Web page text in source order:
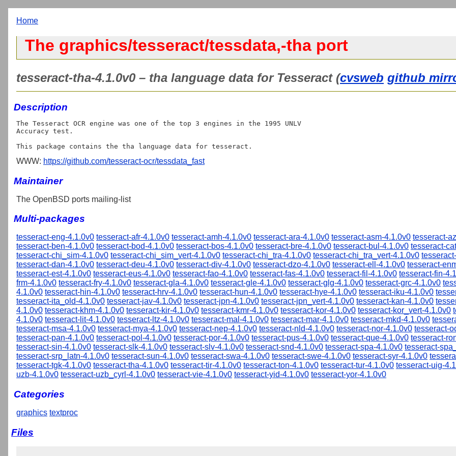
Home
The graphics/tesseract/tessdata,-tha port
tesseract-tha-4.1.0v0 – tha language data for Tesseract (cvsweb github
Description
The Tesseract OCR engine was one of the top 3 engines in the 1995 UNLV
Accuracy test.
WWW: https://github.com/tesseract-ocr/tessdata_fast
Maintainer
The OpenBSD ports mailing-list
Multi-packages
tesseract-eng-4.1.0v0 tesseract-afr-4.1.0v0 tesseract-amh-4.1.0v0 tesseract-ara-4.1.0v0 tesseract-asm-4.1.0v0 tesseract-
tesseract-ben-4.1.0v0 tesseract-bod-4.1.0v0 tesseract-bos-4.1.0v0 tesseract-bre-4.1.0v0 tesseract-bul-4.1.0v0 tesseract-
tesseract-chi_sim-4.1.0v0 tesseract-chi_sim_vert-4.1.0v0 tesseract-chi_tra-4.1.0v0 tesseract-chi_tra_vert-4.1.0v0
tesseract-dan-4.1.0v0 tesseract-deu-4.1.0v0 tesseract-div-4.1.0v0 tesseract-dzo-4.1.0v0 tesseract-ell-4.1.0v0 tesseract-
tesseract-est-4.1.0v0 tesseract-eus-4.1.0v0 tesseract-fao-4.1.0v0 tesseract-fas-4.1.0v0 tesseract-fil-4.1.0v0 tesseract-fin-
frm-4.1.0v0 tesseract-fry-4.1.0v0 tesseract-gla-4.1.0v0 tesseract-gle-4.1.0v0 tesseract-glg-4.1.0v0 tesseract-grc-4.1.0v0
4.1.0v0 tesseract-hin-4.1.0v0 tesseract-hrv-4.1.0v0 tesseract-hun-4.1.0v0 tesseract-hye-4.1.0v0 tesseract-iku-4.1.0v0
tesseract-ita_old-4.1.0v0 tesseract-jav-4.1.0v0 tesseract-jpn-4.1.0v0 tesseract-jpn_vert-4.1.0v0 tesseract-kan-4.1.0v0
4.1.0v0 tesseract-khm-4.1.0v0 tesseract-kir-4.1.0v0 tesseract-kmr-4.1.0v0 tesseract-kor-4.1.0v0 tesseract-kor_vert-4.1.0v0
4.1.0v0 tesseract-lit-4.1.0v0 tesseract-ltz-4.1.0v0 tesseract-mal-4.1.0v0 tesseract-mar-4.1.0v0 tesseract-mkd-4.1.0v0
tesseract-msa-4.1.0v0 tesseract-mya-4.1.0v0 tesseract-nep-4.1.0v0 tesseract-nld-4.1.0v0 tesseract-nor-4.1.0v0 tesseract-
tesseract-pan-4.1.0v0 tesseract-pol-4.1.0v0 tesseract-por-4.1.0v0 tesseract-pus-4.1.0v0 tesseract-que-4.1.0v0 tesseract-
tesseract-sin-4.1.0v0 tesseract-slk-4.1.0v0 tesseract-slv-4.1.0v0 tesseract-snd-4.1.0v0 tesseract-spa-4.1.0v0 tesseract-
tesseract-srp_latn-4.1.0v0 tesseract-sun-4.1.0v0 tesseract-swa-4.1.0v0 tesseract-swe-4.1.0v0 tesseract-syr-4.1.0v0
tesseract-tgk-4.1.0v0 tesseract-tha-4.1.0v0 tesseract-tir-4.1.0v0 tesseract-ton-4.1.0v0 tesseract-tur-4.1.0v0 tesseract-uig-
uzb-4.1.0v0 tesseract-uzb_cyrl-4.1.0v0 tesseract-vie-4.1.0v0 tesseract-yid-4.1.0v0 tesseract-yor-4.1.0v0
Categories
graphics textproc
Files